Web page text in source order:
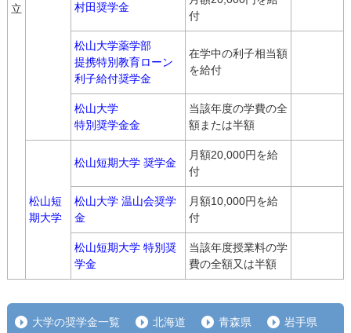
立
村田奨学金
付
松山大学薬学部
提携特別教育ローン
利子給付奨学金
在学中の利子相当額
を給付
松山大学
特別奨学金金
当該年度の学費の全
額または半額
松山短
期大学
松山短期大学 奨学金
月額20,000円を給
付
松山大学 温山会奨学
金
月額10,000円を給
付
松山短期大学 特別奨
学金
当該年度授業料の学
費の全額又は半額
大学の奨学金一覧 北海道 青森県 岩手県